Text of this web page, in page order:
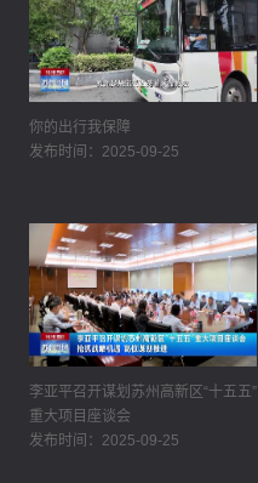
你的出行我保障
发布时间：2025-09-25
李亚平召开谋划苏州高新区“十五五”
重大项目座谈会
发布时间：2025-09-25